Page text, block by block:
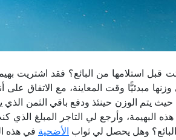
استلامها من البائع؟ فقد اشتريت
مبدئيًّا وقت المعاينة، مع الاتفاق
حيث يتم الوزن حينئذ ودفع باقي الثمن الذي
البهيمة، وأرجع لي التاجر المبلغ
وهل يحصل لي ثواب الأضحية في هذه